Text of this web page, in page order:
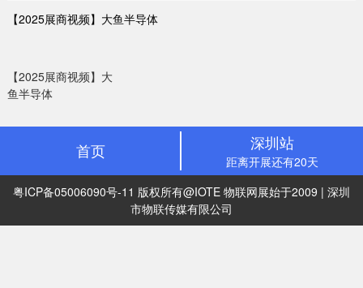
【2025展商视频】大鱼半导体
【2025展商视频】大
鱼半导体
首页 深圳站
距离开展还有20天
粤ICP备05006090号-11 版权所有@IOTE 物联网展始于2009 | 深圳
市物联传媒有限公司